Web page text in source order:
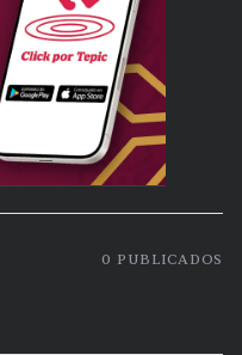
0 PUBLICADOS